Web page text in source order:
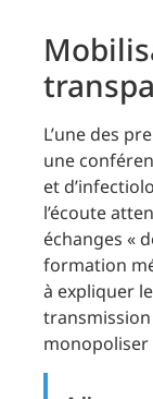
L’une des
une
et
l’écoute
échanges «
formation
à expliquer
transmission
monopoliser